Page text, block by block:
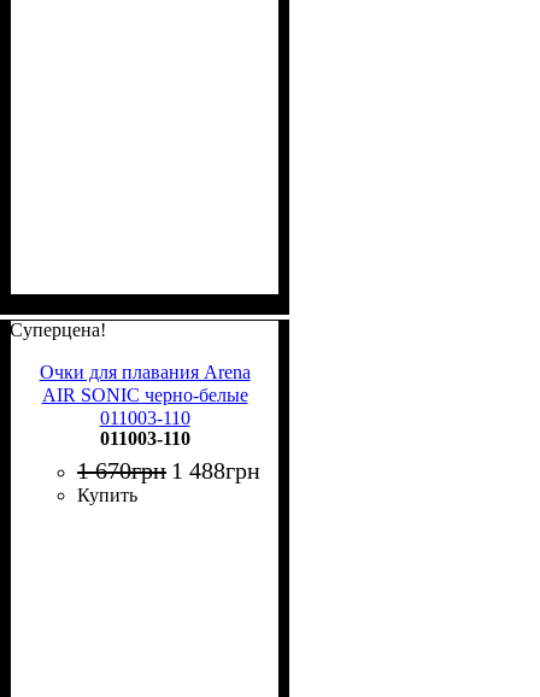
Суперцена!
Очки для плавания Arena
AIR SONIC черно-белые
011003-110
011003-110
1 670грн 1 488грн
Купить